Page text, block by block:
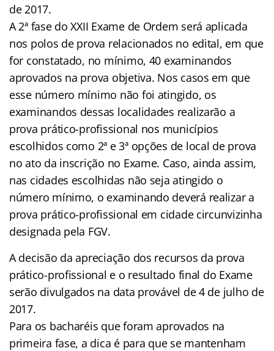
de 2017.
A 2ª fase do XXII Exame de Ordem será aplicada
nos polos de prova relacionados no edital, em que
for constatado, no mínimo, 40 examinandos
aprovados na prova objetiva. Nos casos em que
esse número mínimo não foi atingido, os
examinandos dessas localidades realizarão a
prova prático-profissional nos municípios
escolhidos como 2ª e 3ª opções de local de prova
no ato da inscrição no Exame. Caso, ainda assim,
nas cidades escolhidas não seja atingido o
número mínimo, o examinando deverá realizar a
prova prático-profissional em cidade circunvizinha
designada pela FGV.
A decisão da apreciação dos recursos da prova
prático-profissional e o resultado final do Exame
serão divulgados na data provável de 4 de julho de
2017.
Para os bacharéis que foram aprovados na
primeira fase, a dica é para que se mantenham